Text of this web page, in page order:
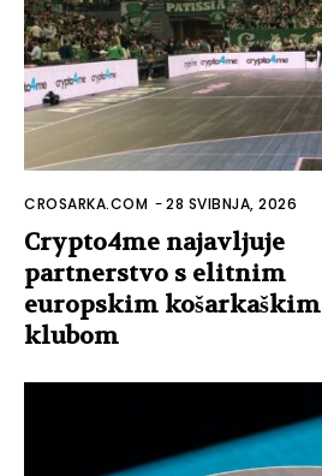
CROSARKA.COM -28 SVIBNJA, 2026
Crypto4me najavljuje
partnerstvo s elitnim
europskim košarkaškim
klubom